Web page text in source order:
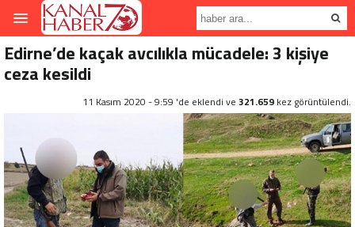
Edirne’de kaçak avcılıkla mücadele: 3 kişiye
ceza kesildi
11 Kasım 2020 - 9:59 'de eklendi ve 321.659 kez görüntülendi.